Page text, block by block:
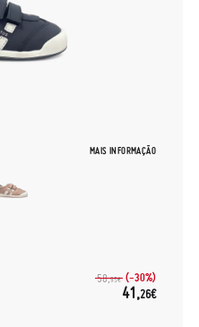
MAIS INFORMAÇÃO
58,95€ (-30%)
41,26€